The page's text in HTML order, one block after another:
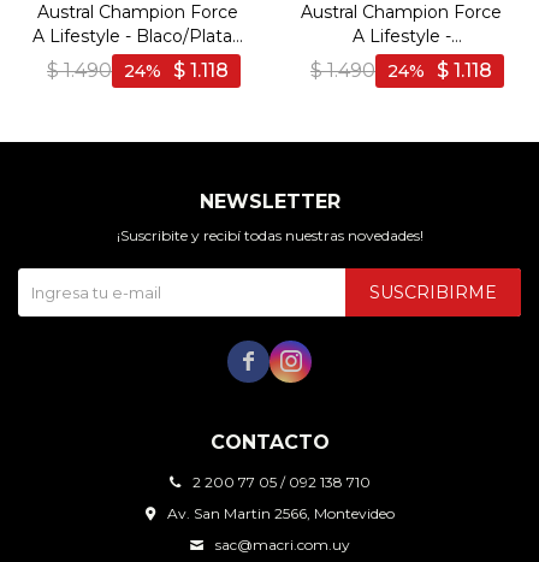
Austral Champion Force
A Lifestyle - Blaco/Plata -
Blanco-Plata
$ 1.490 $ 1.118
24
Austral Champion Force
A Lifestyle -
Blaco/Dorado - Blanco-
Dorado
$ 1.490 $ 1.118
24
CONTACTO
2 200 77 05 / 092 138 710
Av. San Martin 2566, Montevideo
sac@macri.com.uy
NEWSLETTER
¡Suscribite y recibí todas nuestras novedades!
SUSCRIBIRME
 